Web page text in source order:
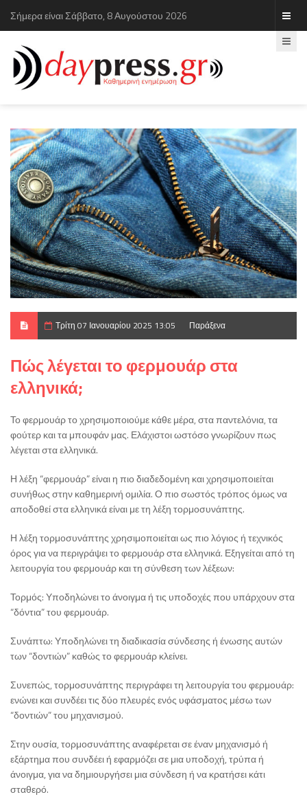
Σήμερα είναι Σάββατο, 8 Αυγούστου 2026
Τρίτη 07 Ιανουαρίου 2025 13:05 Παράξενα
Πώς λέγεται το φερμουάρ στα
ελληνικά;
Το φερμουάρ το χρησιμοποιούμε κάθε μέρα, στα παντελόνια, τα
φούτερ και τα μπουφάν μας. Ελάχιστοι ωστόσο γνωρίζουν πως
λέγεται στα ελληνικά.
Η λέξη “φερμουάρ” είναι η πιο διαδεδομένη και χρησιμοποιείται
συνήθως στην καθημερινή ομιλία. Ο πιο σωστός τρόπος όμως να
αποδοθεί στα ελληνικά είναι με τη λέξη τορμοσυνάπτης.
Η λέξη τορμοσυνάπτης χρησιμοποιείται ως πιο λόγιος ή τεχνικός
όρος για να περιγράψει το φερμουάρ στα ελληνικά. Εξηγείται από τη
λειτουργία του φερμουάρ και τη σύνθεση των λέξεων:
Τορμός: Υποδηλώνει το άνοιγμα ή τις υποδοχές που υπάρχουν στα
“δόντια” του φερμουάρ.
Συνάπτω: Υποδηλώνει τη διαδικασία σύνδεσης ή ένωσης αυτών
των “δοντιών” καθώς το φερμουάρ κλείνει.
Συνεπώς, τορμοσυνάπτης περιγράφει τη λειτουργία του φερμουάρ:
ενώνει και συνδέει τις δύο πλευρές ενός υφάσματος μέσω των
“δοντιών” του μηχανισμού.
Στην ουσία, τορμοσυνάπτης αναφέρεται σε έναν μηχανισμό ή
εξάρτημα που συνδέει ή εφαρμόζει σε μια υποδοχή, τρύπα ή
άνοιγμα, για να δημιουργήσει μια σύνδεση ή να κρατήσει κάτι
σταθερό.